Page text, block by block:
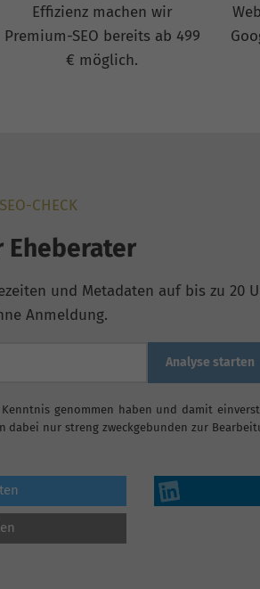
Effizienz machen wir
Premium-SEO bereits ab 499
€ möglich.
CHECK
Eheberater
und Metadaten auf bis zu 20
Anmeldung.
Analyse starten
genommen haben und damit
nur streng zweckgebunden zur